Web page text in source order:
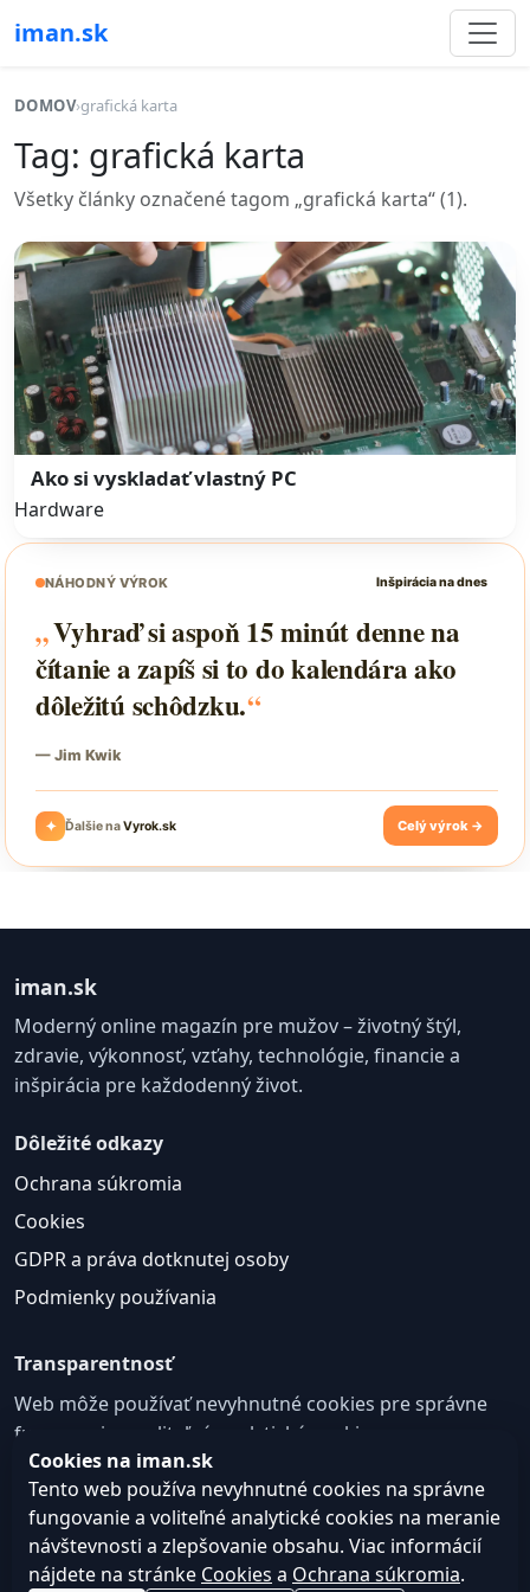
iman.sk
DOMOV›grafická karta
Tag: grafická karta
Všetky články označené tagom „grafická karta“ (1).
Ako si vyskladať vlastný PC
Hardware
iman.sk
Moderný online magazín pre mužov – životný štýl,
zdravie, výkonnosť, vzťahy, technológie, financie a
inšpirácia pre každodenný život.
Dôležité odkazy
Ochrana súkromia
Cookies
GDPR a práva dotknutej osoby
Podmienky používania
Transparentnosť
Web môže používať nevyhnutné cookies pre správne
fungovanie a voliteľné analytické cookies na
zlepšovanie obsahu a používateľskej skúsenosti.
Nastavenie cookies
© 2026 Web design, tvorba webu a SEO –Consultee,
Cookies na iman.sk
Tento web používa nevyhnutné cookies na správne
fungovanie a voliteľné analytické cookies na meranie
návštevnosti a zlepšovanie obsahu. Viac informácií
nájdete na stránke Cookies a Ochrana súkromia.